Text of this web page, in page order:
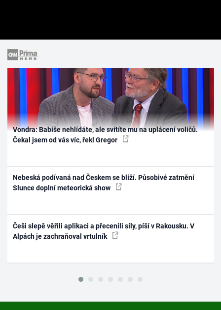
Vondra: Babiše nehlídáte, ale svítíte mu na uplácení voličů.
Čekal jsem od vás víc, řekl Gregor
Nebeská podívaná nad Českem se blíží. Působivé zatmění
Slunce doplní meteorická show
Češi slepě věřili aplikaci a přecenili síly, píší v Rakousku. V
Alpách je zachraňoval vrtulník